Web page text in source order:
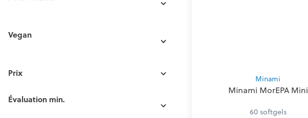
Vegan
Prix
Évaluation min.
Minami
Minami MorEPA Mini
60 softgels